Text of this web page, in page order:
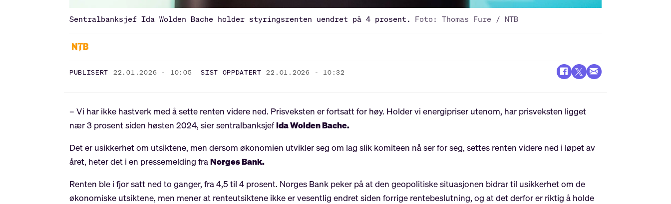
Sentralbanksjef Ida Wolden Bache holder styringsrenten uendret på 4 prosent. Foto: Thomas Fure / NTB
PUBLISERT 22.01.2026 - 10:05 SIST OPPDATERT 22.01.2026 - 10:32
– Vi har ikke hastverk med å sette renten videre ned. Prisveksten er fortsatt for høy. Holder vi energipriser utenom, har prisveksten ligget
nær 3 prosent siden høsten 2024, sier sentralbanksjefIda Wolden Bache.
Det er usikkerhet om utsiktene, men dersom økonomien utvikler seg om lag slik komiteen nå ser for seg, settes renten videre ned i løpet av
året, heter det i en pressemelding fraNorges Bank.
Renten ble i fjor satt ned to ganger, fra 4,5 til 4 prosent. Norges Bank peker på at den geopolitiske situasjonen bidrar til usikkerhet om de
økonomiske utsiktene, men mener at renteutsiktene ikke er vesentlig endret siden forrige rentebeslutning, og at det derfor er riktig å holde